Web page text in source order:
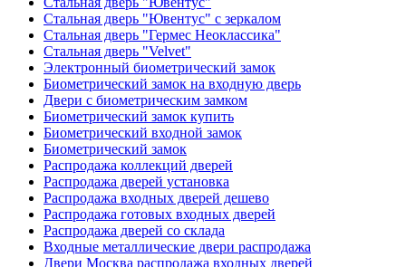
Стальная дверь "Ювентус" с зеркалом
Стальная дверь "Гермес Неоклассика"
Стальная дверь "Velvet"
Электронный биометрический замок
Биометрический замок на входную дверь
Двери с биометрическим замком
Биометрический замок купить
Биометрический входной замок
Биометрический замок
Распродажа коллекций дверей
Распродажа дверей установка
Распродажа входных дверей дешево
Распродажа готовых входных дверей
Распродажа дверей со склада
Входные металлические двери распродажа
Двери Москва распродажа входных дверей